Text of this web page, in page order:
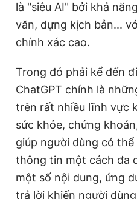
Đọc Thanh Niên trên điện
Theo dõi báo trên
0906 645 777
Đặt báo Quảng cáo RSS
Tổng biên tập: Nguyễn Ngọc
Phó tổng biên tập thường trực:
là "siêu AI" bởi khả
văn, dựng kịch bản...
chính xác cao.
Trong đó phải kể đến
ChatGPT chính là
trên rất nhiều lĩnh vực
sức khỏe, chứng
giúp người dùng có
thông tin một cách đa
một số nội dung, ứng
trả lời khiến người